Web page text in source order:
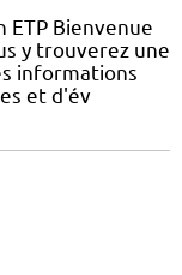
Bienvenue
y trouverez une
informations
et d'év